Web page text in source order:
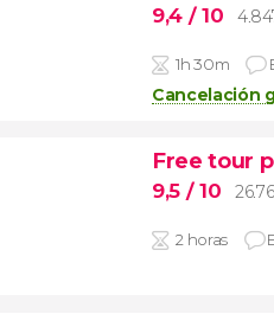
9,4 / 10
1h 30m
Cancelación
Free tour
9,5 / 10
2 horas